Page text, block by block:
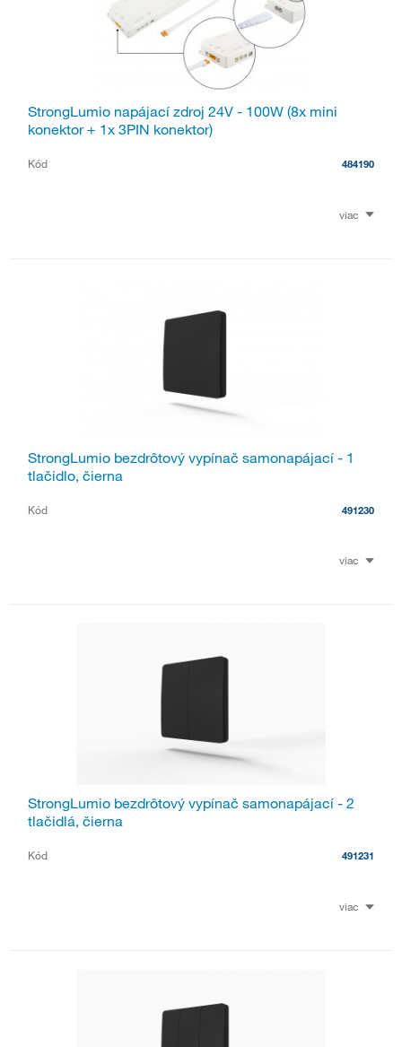
StrongLumio napájací zdroj 24V - 100W (8x mini
konektor + 1x 3PIN konektor)
Kód 484190
viac
StrongLumio bezdrôtový vypínač samonapájací - 1
tlačidlo, čierna
Kód 491230
viac
StrongLumio bezdrôtový vypínač samonapájací - 2
tlačidlá, čierna
Kód 491231
viac